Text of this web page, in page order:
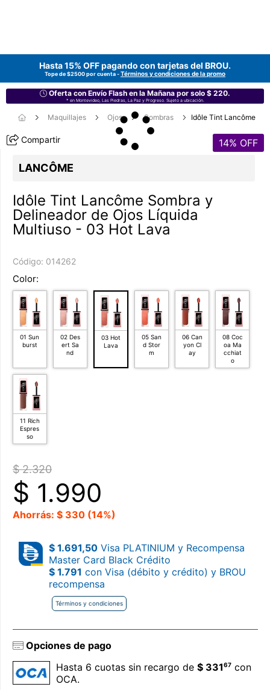
Hasta 15% OFF pagando con tarjetas del BROU.
Tope de $2500 por cuenta -Términos y condiciones de la promo
Oferta con Envío Flash en la Mañana por solo $ 220.
* en Montevideo, Las Piedras, La Paz y Progreso. Sujeto a ubicación.
Maquillajes Ojos Sombras Idôle Tint Lancôme
Compartir 14% OFF
LANCÔME
Idôle Tint Lancôme Sombra y
Delineador de Ojos Líquida
Multiuso - 03 Hot Lava
Código: 014262
Color:
01 Sun
burst
02 Des
ert Sa
nd
03 Hot
Lava
05 San
d Stor
m
06 Can
yon Cl
ay
08 Coc
oa Ma
cchiat
o
11 Rich
Espres
so
$ 2.320
$ 1.990
Ahorrás: $ 330 (14%)
$ 1.691,50 Visa PLATINIUM y Recompensa
Master Card Black Crédito
$ 1.791 con Visa (débito y crédito) y BROU
recompensa
Términos y condiciones
Opciones de pago
Hasta 6 cuotas sin recargo de $ 33167 con
OCA.